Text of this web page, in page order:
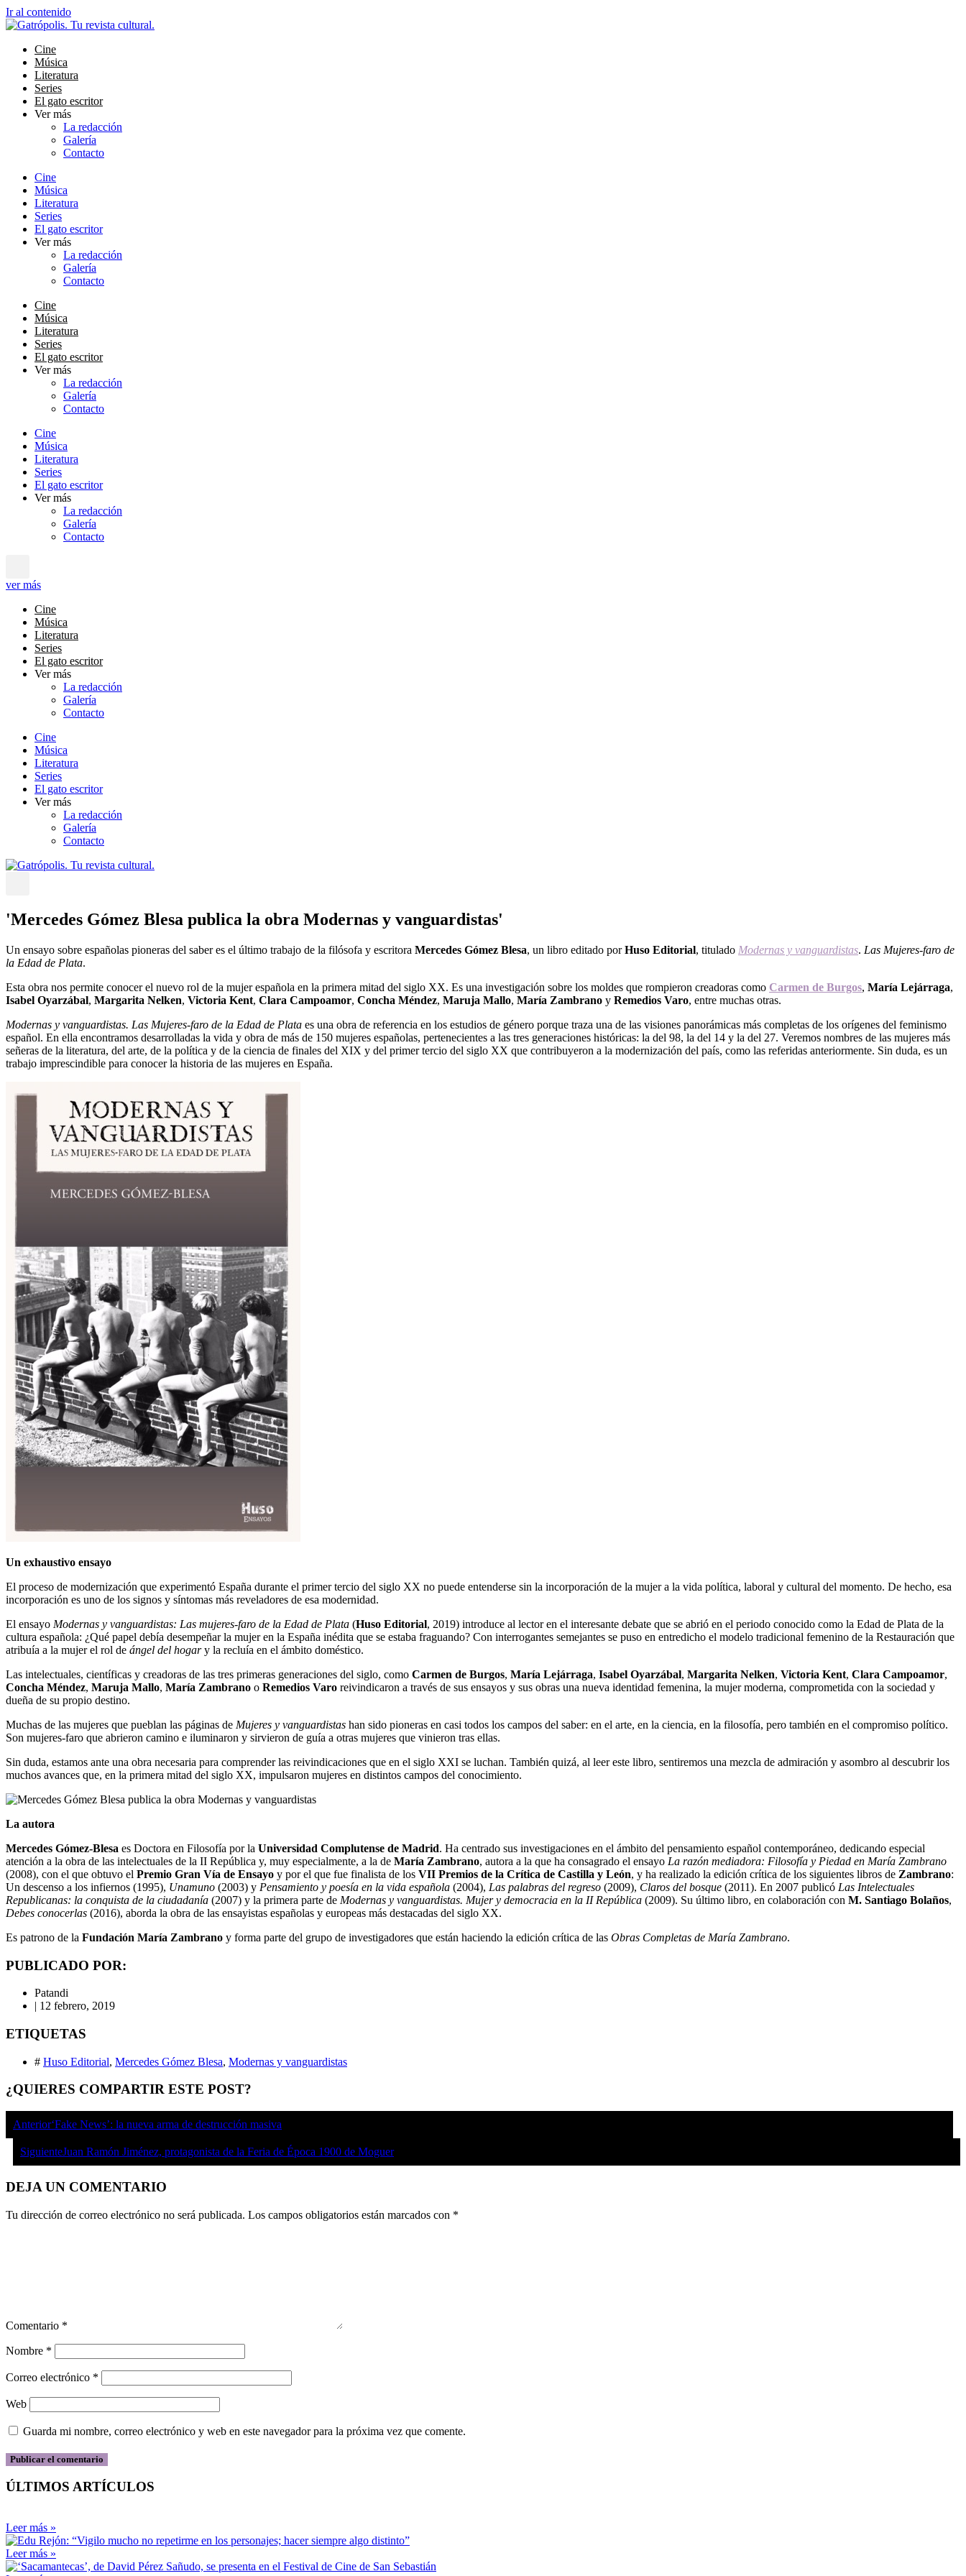
Ir al contenido
Cine
Música
Literatura
Series
El gato escritor
Ver más
La redacción
Galería
Contacto
Cine
Música
Literatura
Series
El gato escritor
Ver más
La redacción
Galería
Contacto
Cine
Música
Literatura
Series
El gato escritor
Ver más
La redacción
Galería
Contacto
Cine
Música
Literatura
Series
El gato escritor
Ver más
La redacción
Galería
Contacto
ver más
Cine
Música
Literatura
Series
El gato escritor
Ver más
La redacción
Galería
Contacto
Cine
Música
Literatura
Series
El gato escritor
Ver más
La redacción
Galería
Contacto
'Mercedes Gómez Blesa publica la obra Modernas y vanguardistas'
Un ensayo sobre españolas pioneras del saber es el último trabajo de la filósofa y escritora Mercedes Gómez Blesa, un libro editado porHuso Editorial, titulado Modernas y vanguardistas. Las Mujeres-faro de
la Edad de Plata.
Esta obra nos permite conocer el nuevo rol de la mujer española en la primera mitad del siglo XX. Es una investigación sobre los moldes que rompieron creadoras como Carmen de Burgos, María Lejárraga,
Isabel Oyarzábal, Margarita Nelken, Victoria Kent, Clara Campoamor, Concha Méndez, Maruja Mallo, María Zambrano y Remedios Varo, entre muchas otras.
Modernas y vanguardistas. Las Mujeres-faro de la Edad de Plata es una obra de referencia en los estudios de género porque traza una de las visiones panorámicas más completas de los orígenes del feminismo
español. En ella encontramos desarrolladas la vida y obra de más de 150 mujeres españolas, pertenecientes a las tres generaciones históricas: la del 98, la del 14 y la del 27. Veremos nombres de las mujeres más
señeras de la literatura, del arte, de la política y de la ciencia de finales del XIX y del primer tercio del siglo XX que contribuyeron a la modernización del país, como las referidas anteriormente. Sin duda, es un
trabajo imprescindible para conocer la historia de las mujeres en España.
Un exhaustivo ensayo
El proceso de modernización que experimentó España durante el primer tercio del siglo XX no puede entenderse sin la incorporación de la mujer a la vida política, laboral y cultural del momento. De hecho, esa
incorporación es uno de los signos y síntomas más reveladores de esa modernidad.
El ensayo Modernas y vanguardistas: Las mujeres-faro de la Edad de Plata (Huso Editorial, 2019) introduce al lector en el interesante debate que se abrió en el periodo conocido como la Edad de Plata de la
cultura española: ¿Qué papel debía desempeñar la mujer en la España inédita que se estaba fraguando? Con interrogantes semejantes se puso en entredicho el modelo tradicional femenino de la Restauración que
atribuía a la mujer el rol de ángel del hogary la recluía en el ámbito doméstico.
Las intelectuales, científicas y creadoras de las tres primeras generaciones del siglo, como Carmen de Burgos, María Lejárraga, Isabel Oyarzábal, Margarita Nelken, Victoria Kent, Clara Campoamor,
Concha Méndez, Maruja Mallo, María Zambrano o Remedios Varo reivindicaron a través de sus ensayos y sus obras una nueva identidad femenina, la mujer moderna, comprometida con la sociedad y
dueña de su propio destino.
Muchas de las mujeres que pueblan las páginas de Mujeres y vanguardistas han sido pioneras en casi todos los campos del saber: en el arte, en la ciencia, en la filosofía, pero también en el compromiso político.
Son mujeres-faro que abrieron camino e iluminaron y sirvieron de guía a otras mujeres que vinieron tras ellas.
Sin duda, estamos ante una obra necesaria para comprender las reivindicaciones que en el siglo XXI se luchan. También quizá, al leer este libro, sentiremos una mezcla de admiración y asombro al descubrir los
muchos avances que, en la primera mitad del siglo XX, impulsaron mujeres en distintos campos del conocimiento.
La autora
Mercedes Gómez-Blesa es Doctora en Filosofía por la Universidad Complutense de Madrid. Ha centrado sus investigaciones en el ámbito del pensamiento español contemporáneo, dedicando especial
atención a la obra de las intelectuales de la II República y, muy especialmente, a la de María Zambrano, autora a la que ha consagrado el ensayo La razón mediadora: Filosofía y Piedad en María Zambrano
(2008), con el que obtuvo el Premio Gran Vía de Ensayo y por el que fue finalista de los VII Premios de la Crítica de Castilla y León, y ha realizado la edición crítica de los siguientes libros de Zambrano:
Un descenso a los infiernos (1995), Unamuno (2003) y Pensamiento y poesía en la vida española (2004), Las palabras del regreso (2009), Claros del bosque (2011). En 2007 publicó Las Intelectuales
Republicanas: la conquista de la ciudadanía (2007) y la primera parte de Modernas y vanguardistas. Mujer y democracia en la II República (2009). Su último libro, en colaboración con M. Santiago Bolaños,
Debes conocerlas (2016), aborda la obra de las ensayistas españolas y europeas más destacadas del siglo XX.
Es patrono de la Fundación María Zambrano y forma parte del grupo de investigadores que están haciendo la edición crítica de las Obras Completas de María Zambrano.
PUBLICADO POR:
Patandi
| 12 febrero, 2019
ETIQUETAS
# Huso Editorial, Mercedes Gómez Blesa, Modernas y vanguardistas
¿QUIERES COMPARTIR ESTE POST?
Anterior‘Fake News’: la nueva arma de destrucción masiva
SiguienteJuan Ramón Jiménez, protagonista de la Feria de Época 1900 de Moguer
DEJA UN COMENTARIO
Tu dirección de correo electrónico no será publicada. Los campos obligatorios están marcados con *
Comentario *
Nombre *
Correo electrónico *
Web
Guarda mi nombre, correo electrónico y web en este navegador para la próxima vez que comente.
ÚLTIMOS ARTÍCULOS
Leer más »
Leer más »